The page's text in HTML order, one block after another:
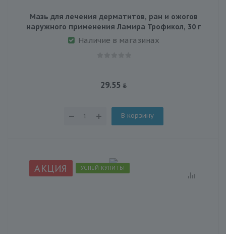
Мазь для лечения дерматитов, ран и ожогов
наружного применения Ламира Трофикол, 30 г
Наличие в магазинах
29.55
В корзину
АКЦИЯ УСПЕЙ КУПИТЬ!